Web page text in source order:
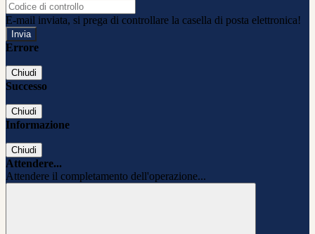
E-mail inviata, si prega di controllare la casella di posta elettronica!
Errore
Chiudi
Successo
Chiudi
Informazione
Chiudi
Attendere...
Attendere il completamento dell'operazione...